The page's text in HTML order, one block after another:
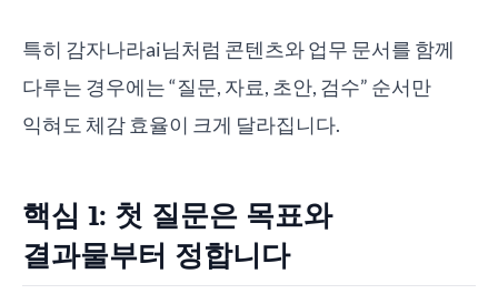
특히 감자나라ai님처럼 콘텐츠와 업무 문서를 함께
다루는 경우에는 “질문, 자료, 초안, 검수” 순서만
익혀도 체감 효율이 크게 달라집니다.
핵심 1: 첫 질문은 목표와
결과물부터 정합니다